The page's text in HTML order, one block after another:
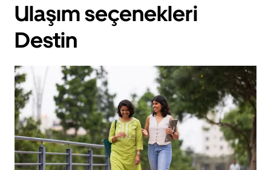
Ulaşım seçenekleri
Destin